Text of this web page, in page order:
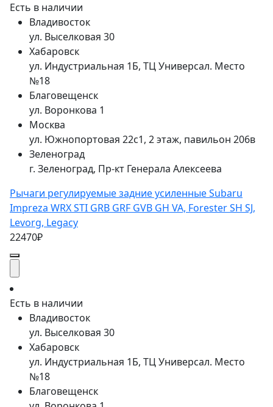
Есть в наличии
Владивосток
ул. Выселковая 30
Хабаровск
ул. Индустриальная 1Б, ТЦ Универсал. Место
№18
Благовещенск
ул. Воронкова 1
Москва
ул. Южнопортовая 22с1, 2 этаж, павильон 206в
Зеленоград
г. Зеленоград, Пр-кт Генерала Алексеева
Рычаги регулируемые задние усиленные Subaru
Impreza WRX STI GRB GRF GVB GH VA, Forester SH SJ,
Levorg, Legacy
22470₽
Есть в наличии
Владивосток
ул. Выселковая 30
Хабаровск
ул. Индустриальная 1Б, ТЦ Универсал. Место
№18
Благовещенск